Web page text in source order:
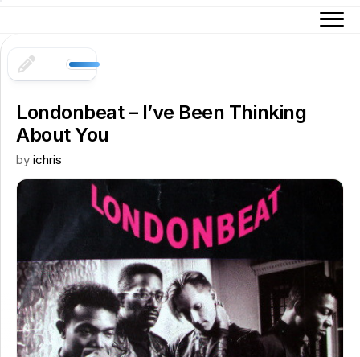
content
Londonbeat – I’ve Been Thinking
About You
by ichris